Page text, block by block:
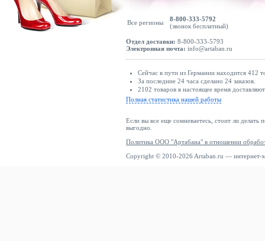
Все регионы
8-800-333-5792
(звонок бесплатный)
Отдел доставки: 8-800-333-5793
Электронная почта: info@artaban.ru
Сейчас в пути из Германии находится 412
За последние 24 часа сделано 24 заказов.
2102 товаров в настоящее время
Полная статистика нашей работы
Если вы все еще сомневаетесь, стоит ли делать
выгодно.
Политика ООО "Артабана" в отношении
Copyright © 2010-2026 Artaban.ru — интернет-